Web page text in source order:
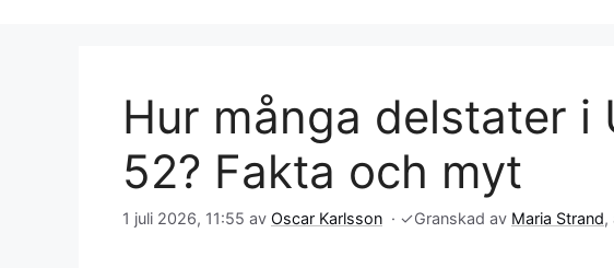
Hur många delstater i
52? Fakta och myt
1 juli 2026, 11:55 av Oscar Karlsson · ✓Granskad av Maria Strand,